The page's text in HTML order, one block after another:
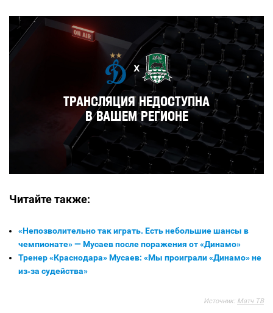
Читайте также:
«Непозволительно так играть. Есть небольшие шансы в
чемпионате» — Мусаев после поражения от «Динамо»
Тренер «Краснодара» Мусаев: «Мы проиграли «Динамо» не
из‑за судейства»
Источник: Матч ТВ